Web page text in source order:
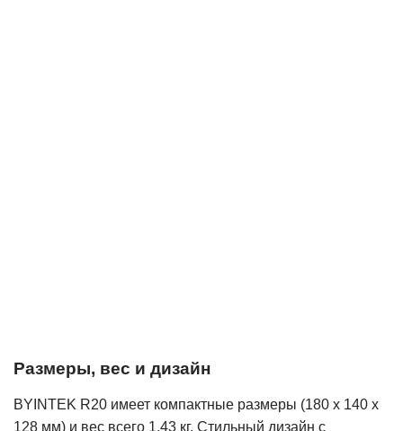
Размеры, вес и дизайн
BYINTEK R20 имеет компактные размеры (180 x 140 x
128 мм) и вес всего 1,43 кг. Стильный дизайн с